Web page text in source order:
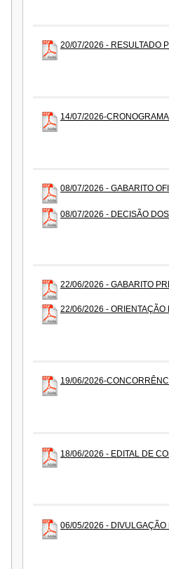
20/07/2026 - RESULTADO
14/07/2026-
08/07/2026 - GABARITO
08/07/2026 - DECISÃO
22/06/2026 - GABARITO
22/06/2026 - ORIENTAÇÃO
19/06/2026-
18/06/2026 - EDITAL DE
06/05/2026 - DIVULGAÇÃO